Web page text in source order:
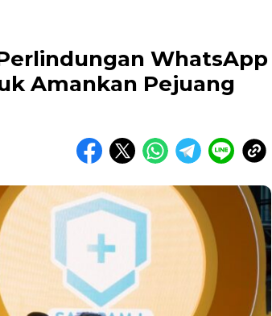
WhatsApp
Amankan Pejuang